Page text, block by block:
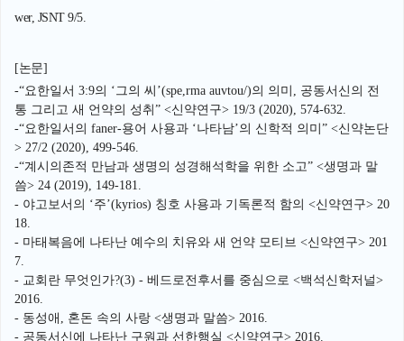
wer, JSNT 9/5.
[논문]
-“요한일서 3:9의 ‘그의 씨 ’(spe,rma auvtou/)의 의미 , 공동서신의 전
통 그리고 새 언 약의 성취 ” <신약연구> 19/3 (2020), 574-632.
-“요한일서의 faner-용어 사용과 ‘나타남’의 신학적 의미 ” <신약논단
> 27/2 (2020), 499-546.
-“계시의존적 만남과 생명의 성경해석학을 위한 소고” <생명과 말
씀> 24 (2019), 149-181.
- 야고보서의 ‘주’(kyrios) 칭호 사용과 기독론적 함의 <신약연구> 20
18.
- 마태복음에 나타난 예수의 치유와 새 언약 모티브 <신약연구> 201
7.
- 교회란 무엇인가?(3) - 베드로전후서를 중심으로 <백석신학저널>
2016.
- 동성애, 혼돈 속의 사랑 <생명과 말씀> 2016.
- 공동서신에 나타난 구원과 선한행실 <신약연구> 2016.